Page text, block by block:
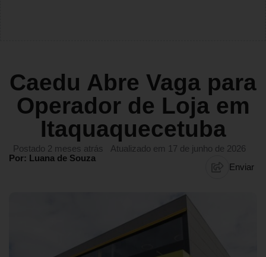
Caedu Abre Vaga para
Operador de Loja em
Itaquaquecetuba
Postado 2 meses atrás
Atualizado em 17 de junho de 2026
Por: Luana de Souza
Enviar